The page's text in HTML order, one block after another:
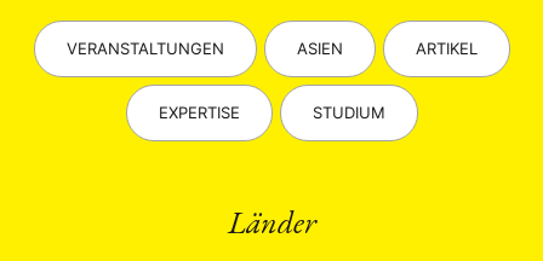
VERANSTALTUNGEN ASIEN ARTIKEL
EXPERTISE STUDIUM
Länder